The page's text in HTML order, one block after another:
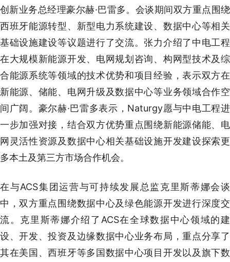
创新业务总经理豪尔赫·巴雷多。会谈期间双方重点围绕
西班牙能源转型、新型电力系统建设、数据中心等相关
基础设施建设等议题进行了交流。张力介绍了中电工程
在大规模新能源开发、电网规划咨询、构网型技术及综
合能源系统等领域的技术优势和项目经验，表示双方在
新能源、储能、电网升级及数据中心等业务领域合作空
间广阔。豪尔赫·巴雷多表示，Naturgy愿与中电工程进
一步加强对接，结合双方优势重点围绕新能源储能、电
网灵活性资源及数据中心相关基础设施开发建设探索更
多本土及第三方市场合作机会。
在与ACS集团运营与可持续发展总监克里斯蒂娜会谈
中，双方重点围绕数据中心及绿色能源开发进行深度交
流。克里斯蒂娜介绍了ACS在全球数据中心领域的建
设、开发、投资及边缘数据中心业务布局，重点分享了
其在美国、西班牙等多国数据中心项目开发以及旗下数